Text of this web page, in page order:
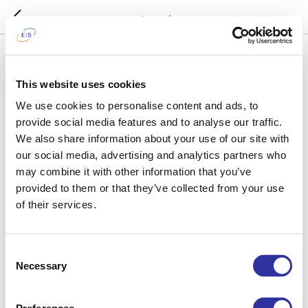
This website uses cookies
We use cookies to personalise content and ads, to
provide social media features and to analyse our traffic.
We also share information about your use of our site with
our social media, advertising and analytics partners who
may combine it with other information that you’ve
provided to them or that they’ve collected from your use
of their services.
Selection
Necessary
Jaunumi
Teicami EIS audzēkņu
rezultāti Latvijas un novadu
mācības atklātajā
reģionālajā Olimpiadē